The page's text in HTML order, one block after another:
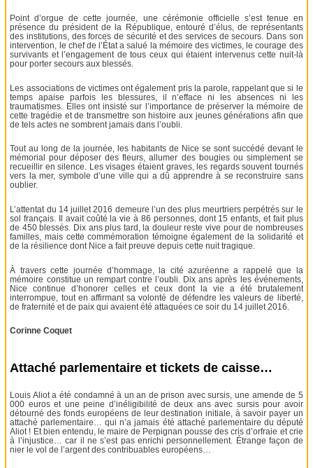
Point d’orgue de cette journée, une cérémonie officielle s’est tenue en
présence du président de la République, entouré d’élus, de représentants
des institutions, des forces de sécurité et des services de secours. Dans son
intervention, le chef de l’État a salué la mémoire des victimes, le courage des
survivants et l’engagement de tous ceux qui étaient intervenus cette nuit-là
pour porter secours aux blessés.
Les associations de victimes ont également pris la parole, rappelant que si le
temps apaise parfois les blessures, il n’efface ni les absences ni les
traumatismes. Elles ont insisté sur l’importance de préserver la mémoire de
cette tragédie et de transmettre son histoire aux jeunes générations afin que
de tels actes ne sombrent jamais dans l’oubli.
Tout au long de la journée, les habitants de Nice se sont succédé devant le
mémorial pour déposer des fleurs, allumer des bougies ou simplement se
recueillir en silence. Les visages étaient graves, les regards souvent tournés
vers la mer, symbole d’une ville qui a dû apprendre à se reconstruire sans
oublier.
L’attentat du 14 juillet 2016 demeure l’un des plus meurtriers perpétrés sur le
sol français. Il avait coûté la vie à 86 personnes, dont 15 enfants, et fait plus
de 450 blessés. Dix ans plus tard, la douleur reste vive pour de nombreuses
familles, mais cette commémoration témoigne également de la solidarité et
de la résilience dont Nice a fait preuve depuis cette nuit tragique.
À travers cette journée d’hommage, la cité azuréenne a rappelé que la
mémoire constitue un rempart contre l’oubli. Dix ans après les événements,
Nice continue d’honorer celles et ceux dont la vie a été brutalement
interrompue, tout en affirmant sa volonté de défendre les valeurs de liberté,
de fraternité et de paix qui avaient été attaquées ce soir du 14 juillet 2016.
Corinne Coquet
Attaché parlementaire et tickets de caisse…
Louis Aliot a été condamné à un an de prison avec sursis, une amende de 5
000 euros et une peine d’inéligibilité de deux ans avec sursis pour avoir
détourné des fonds européens de leur destination initiale, à savoir payer un
attaché parlementaire… qui n’a jamais été attaché parlementaire du député
Aliot ! Et bien entendu, le maire de Perpignan pousse des cris d’orfraie et crie
à l’injustice… car il ne s’est pas enrichi personnellement. Étrange façon de
nier le vol de l’argent des contribuables européens…